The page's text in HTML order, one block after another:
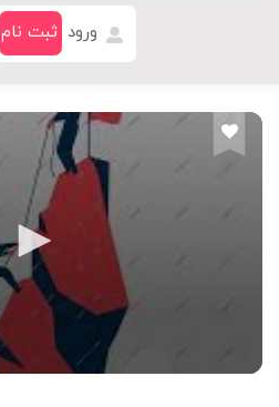
ورود ثبت نام